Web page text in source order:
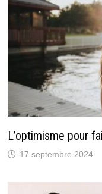
L’optimisme pour
17 septembre 2024